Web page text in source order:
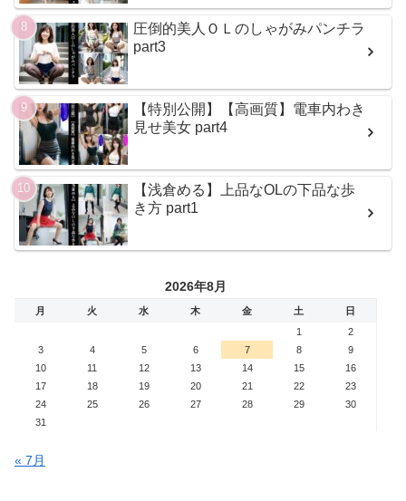
圧倒的美人ＯＬのしゃがみパンチラ
part3
【特別公開】【高画質】電車内わき
見せ美女 part4
【浅倉める】上品なOLの下品な歩
き方 part1
2026年8月
月 火 水 木 金 土
日
1
2
3
4 5 6 7 8
9
10
11 12 13 14 15
16
17
18 19 20 21 22
23
24
25 26 27 28 29
30
31
« 7月